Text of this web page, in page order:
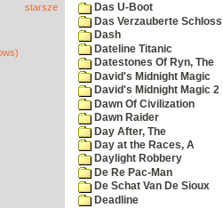
starsze
Das U-Boot
Das Verzauberte Schloss
Dash
Dateline Titanic
Datestones Of Ryn, The
David's Midnight Magic
David's Midnight Magic 2
Dawn Of Civilization
Dawn Raider
Day After, The
Day at the Races, A
Daylight Robbery
De Re Pac-Man
De Schat Van De Sioux
Deadline